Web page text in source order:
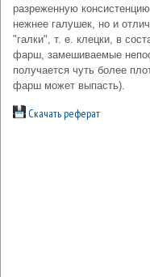
разреженную
нежнее галушек, но и
"галки", т. е. клецки, в
фарш, замешиваемые
получается чуть более
фарш может выпасть).
Скачать реферат